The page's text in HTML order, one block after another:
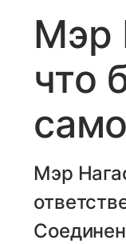
Мэр
что
Мэр